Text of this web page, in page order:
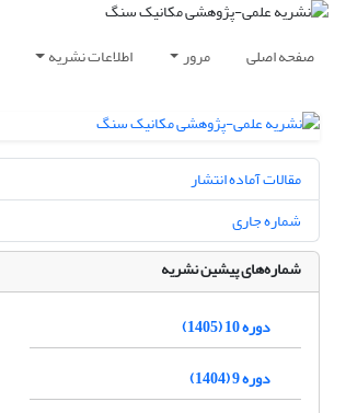
صفحه اصلی مرور اطلاعات نشریه
مقالات آماده انتشار
شماره جاری
شماره‌های پیشین نشریه
دوره 10 (1405)
دوره 9 (1404)